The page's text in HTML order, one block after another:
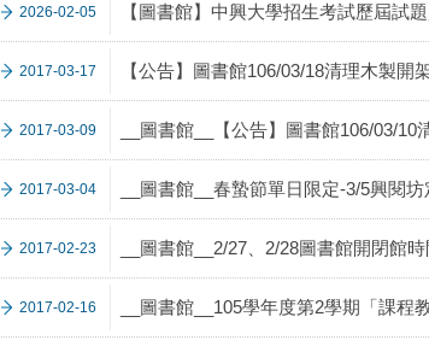
2026-02-05 【圖書館】中興大學招生考試歷屆試
2017-03-17 【公告】圖書館106/03/18清理木製開
2017-03-09 __圖書館__【公告】圖書館106/03/
2017-03-04 __圖書館__春蟄節單日限定-3/5興閱
2017-02-23 __圖書館__2/27、2/28圖書館開閉館
2017-02-16 __圖書館__105學年度第2學期「課